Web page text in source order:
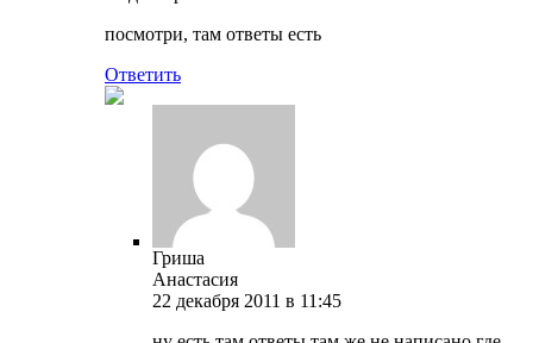
посмотри, там ответы есть
Ответить
Гриша
Анастасия
22 декабря 2011 в 11:45